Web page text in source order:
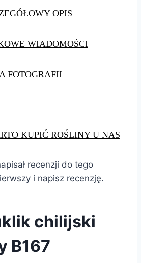
OPIS
WIADOMOŚCI
FOTOGRAFII
KUPIĆ ROŚLINY U NAS
recenzji do tego
i napisz recenzję.
chilijski
B167